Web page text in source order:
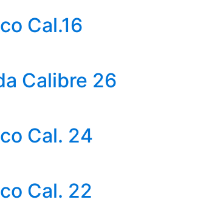
Cal.16
Calibre 26
Cal. 24
Cal. 22